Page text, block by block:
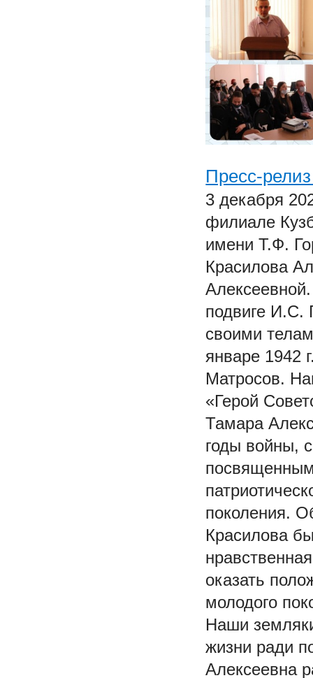
Пресс-
3 декабря
филиале
имени Т.Ф.
Красилова
подвиге И.С.
своими
январе 1942
Матросов.
«Герой
Тамара
годы войны,
поколения.
Красилова
оказать
молодого
Наши
жизни ради
Алексеевна